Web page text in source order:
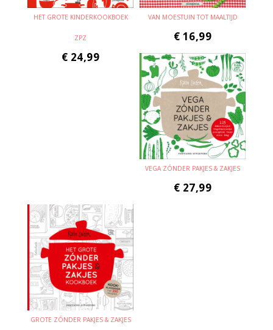
HET GROTE KINDERKOOKBOEK
ZPZ
€ 24,99
VAN MOESTUIN TOT MAALTIJD
€ 16,99
VEGA ZÓNDER PAKJES & ZAKJES
€ 27,99
GROTE ZÓNDER PAKJES & ZAKJES